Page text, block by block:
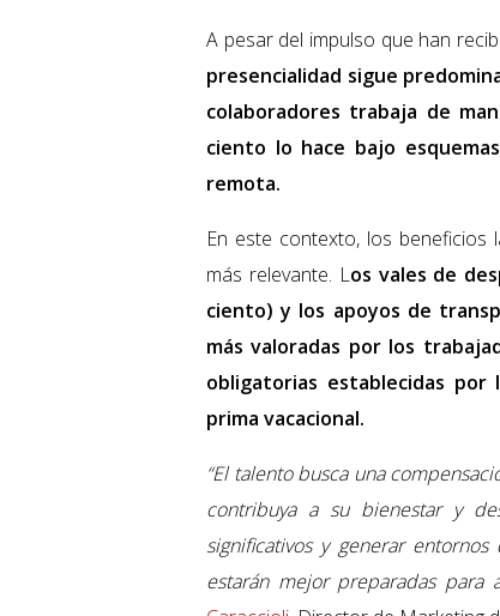
A pesar del impulso que han
presencialidad sigue
colaboradores trabaja de
ciento lo hace bajo
remota.
En este contexto, los beneficios
más relevante. Los vales de
ciento) y los apoyos de
más valoradas por los
obligatorias establecidas por
prima vacacional.
“El talento busca una
contribuya a su bienestar y
significativos y generar
estarán mejor preparadas para